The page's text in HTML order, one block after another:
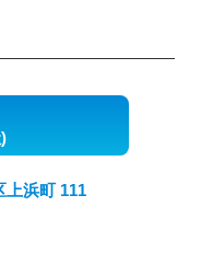
上浜町 111